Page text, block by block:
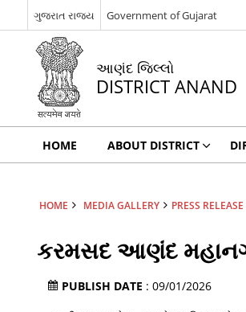
ગુજરાત રાજ્ય Government of Gujarat
આણંદ જિલ્લો
DISTRICT ANAND
HOME ABOUT DISTRICT
HOME MEDIA GALLERY PRESS RELEASE
કરમસદ આણંદ
PUBLISH DATE : 09/01/2026